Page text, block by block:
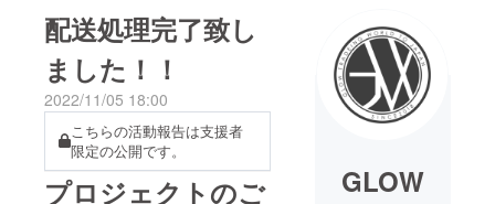
配送処理完了致し
ました！！
2022/11/05 18:00
こちらの活動報告は支援者
限定の公開です。
プロジェクトのご
GLOW